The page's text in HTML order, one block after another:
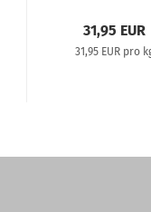
31,95 EUR
31,95 EUR pro